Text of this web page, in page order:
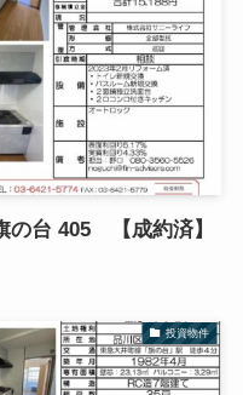
の台 405 【成約済】
投資物件